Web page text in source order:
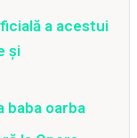
a acestui
şi
baba oarba